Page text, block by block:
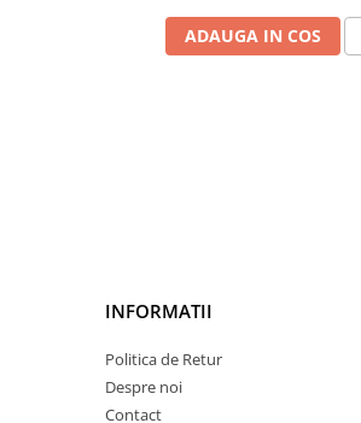
ADAUGA IN COS
INFORMATII
Politica de Retur
Despre noi
Contact